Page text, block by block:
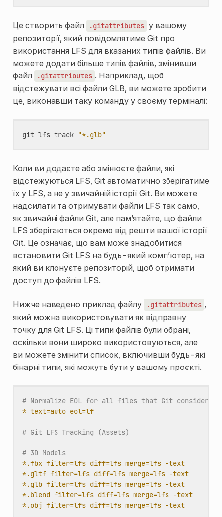
Це створить файл .gitattributes у вашому
репозиторії, який повідомлятиме Git про
використання LFS для вказаних типів файлів. Ви
можете додати більше типів файлів, змінивши
файл
.gitattributes . Наприклад, щоб
відстежувати всі файли GLB, ви можете зробити
це, виконавши таку команду у своєму терміналі:
git lfs track "*.glb"
Коли ви додаєте або змінюєте файли, які
відстежуються LFS, Git автоматично зберігатиме
їх у LFS, а не у звичайній історії Git. Ви можете
надсилати та отримувати файли LFS так само,
як звичайні файли Git, але пам’ятайте, що файли
LFS зберігаються окремо від решти вашої історії
Git. Це означає, що вам може знадобитися
встановити Git LFS на будь-який комп’ютер, на
який ви клонуєте репозиторій, щоб отримати
доступ до файлів LFS.
Нижче наведено приклад файлу .gitattributes ,
який можна використовувати як відправну
точку для Git LFS. Ці типи файлів були обрані,
оскільки вони широко використовуються, але
ви можете змінити список, включивши будь-які
бінарні типи, які можуть бути у вашому проєкті.
# Normalize EOL for all files that Git considers
* text=auto eol=lf
# Git LFS Tracking (Assets)
# 3D Models
*.fbx filter=lfs diff=lfs merge=lfs -text
*.gltf filter=lfs diff=lfs merge=lfs -text
*.glb filter=lfs diff=lfs merge=lfs -text
*.blend filter=lfs diff=lfs merge=lfs -text
*.obj filter=lfs diff=lfs merge=lfs -text